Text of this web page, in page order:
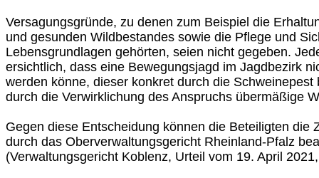
Versagungsgründe, zu denen zum Beispiel die
und gesunden Wildbestandes sowie die Pflege und
Lebensgrundlagen gehörten, seien nicht gegeben.
ersichtlich, dass eine Bewegungsjagd im Jagdbezirk
werden könne, dieser konkret durch die Schweinepest
durch die Verwirklichung des Anspruchs übermäßige
Gegen diese Entscheidung können die Beteiligten die
durch das Oberverwaltungsgericht Rheinland-Pfalz
(Verwaltungsgericht Koblenz, Urteil vom 19. April